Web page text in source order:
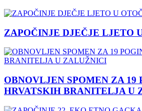
ZAPOČINJE DJEČJE LJETO
OBNOVLJEN SPOMEN ZA 19
HRVATSKIH BRANITELJA U